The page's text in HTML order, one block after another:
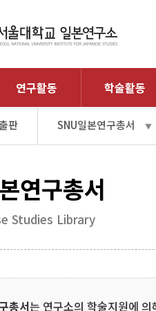
연구활동 학술활동
판 SNU일본연구총서 ▼
연구총서
Studies Library
총서는 연구소의 학술지원에